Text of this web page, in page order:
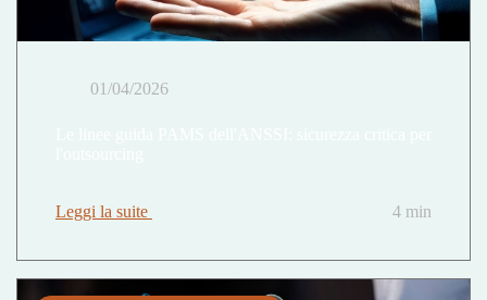
01/04/2026
Leggi la suite 4 min